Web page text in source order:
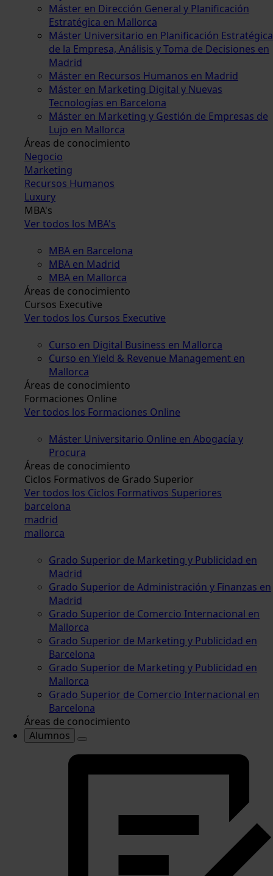
Máster en Dirección General y Planificación
Estratégica en Mallorca
Máster Universitario en Planificación Estratégica
de la Empresa, Análisis y Toma de Decisiones en
Madrid
Máster en Recursos Humanos en Madrid
Máster en Marketing Digital y Nuevas
Tecnologías en Barcelona
Máster en Marketing y Gestión de Empresas de
Lujo en Mallorca
Áreas de conocimiento
Negocio
Marketing
Recursos Humanos
Luxury
MBA's
Ver todos los MBA's
MBA en Barcelona
MBA en Madrid
MBA en Mallorca
Áreas de conocimiento
Cursos Executive
Ver todos los Cursos Executive
Curso en Digital Business en Mallorca
Curso en Yield & Revenue Management en
Mallorca
Áreas de conocimiento
Formaciones Online
Ver todos los Formaciones Online
Máster Universitario Online en Abogacía y
Procura
Áreas de conocimiento
Ciclos Formativos de Grado Superior
Ver todos los Ciclos Formativos Superiores
barcelona
madrid
mallorca
Grado Superior de Marketing y Publicidad en
Madrid
Grado Superior de Administración y Finanzas en
Madrid
Grado Superior de Comercio Internacional en
Mallorca
Grado Superior de Marketing y Publicidad en
Barcelona
Grado Superior de Marketing y Publicidad en
Mallorca
Grado Superior de Comercio Internacional en
Barcelona
Áreas de conocimiento
Alumnos